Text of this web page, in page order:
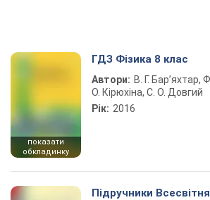
показати
обкладинку
ГДЗ Фізика 8 клас
Автори: В. Г. Бар’яхтар,
О. Кірюхіна, С. О. Довгий
Рік: 2016
Підручники